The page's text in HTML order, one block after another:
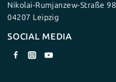
Nikolai-Rumjanzew-Straße 98
04207 Leipzig
SOCIAL MEDIA